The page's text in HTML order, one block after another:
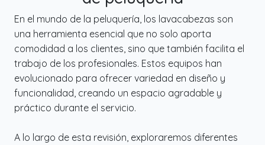
En el mundo de la peluquería, los lavacabezas son
una herramienta esencial que no solo aporta
comodidad a los clientes, sino que también facilita el
trabajo de los profesionales. Estos equipos han
evolucionado para ofrecer variedad en diseño y
funcionalidad, creando un espacio agradable y
práctico durante el servicio.
A lo largo de esta revisión, exploraremos diferentes